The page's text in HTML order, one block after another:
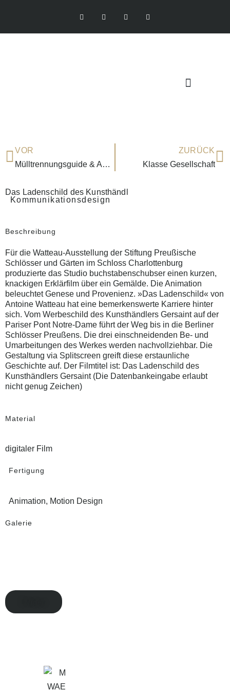
VOR
Mülltrennungsguide & Aufkleber
ZURÜCK
Klasse Gesellschaft
Das Ladenschild des Kunsthändl
Kommunikationsdesign
Beschreibung
Für die Watteau-Ausstellung der Stiftung Preußische
Schlösser und Gärten im Schloss Charlottenburg
produzierte das Studio buchstabenschubser einen kurzen,
knackigen Erklärfilm über ein Gemälde. Die Animation
beleuchtet Genese und Provenienz. »Das Ladenschild« von
Antoine Watteau hat eine bemerkenswerte Karriere hinter
sich. Vom Werbeschild des Kunsthändlers Gersaint auf der
Pariser Pont Notre-Dame führt der Weg bis in die Berliner
Schlösser Preußens. Die drei einschneidenden Be- und
Umarbeitungen des Werkes werden nachvollziehbar. Die
Gestaltung via Splitscreen greift diese erstaunliche
Geschichte auf. Der Filmtitel ist: Das Ladenschild des
Kunsthändlers Gersaint (Die Datenbankeingabe erlaubt
nicht genug Zeichen)
Material
digitaler Film
Fertigung
Animation, Motion Design
Galerie